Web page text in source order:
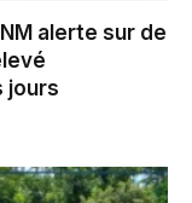
alerte sur de
jours